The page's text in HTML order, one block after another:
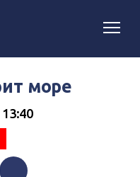
море